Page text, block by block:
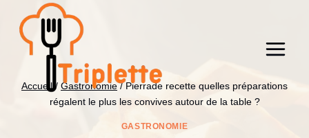
contenu
Accueil / Gastronomie / Pierrade recette quelles préparations
régalent le plus les convives autour de la table ?
GASTRONOMIE